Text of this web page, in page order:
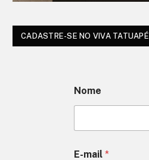
CADASTRE-SE NO VIVA TATUAPÉ
Nome
E-mail *